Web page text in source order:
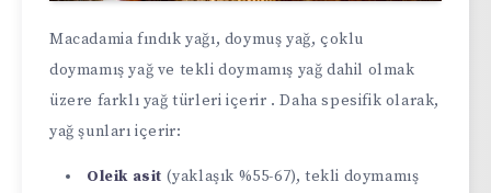
Macadamia fındık yağı, doymuş yağ, çoklu
doymamış yağ ve tekli doymamış yağ dahil olmak
üzere farklı yağ türleri içerir . Daha spesifik olarak,
yağ şunları içerir:
Oleik asit (yaklaşık %55-67), tekli doymamış